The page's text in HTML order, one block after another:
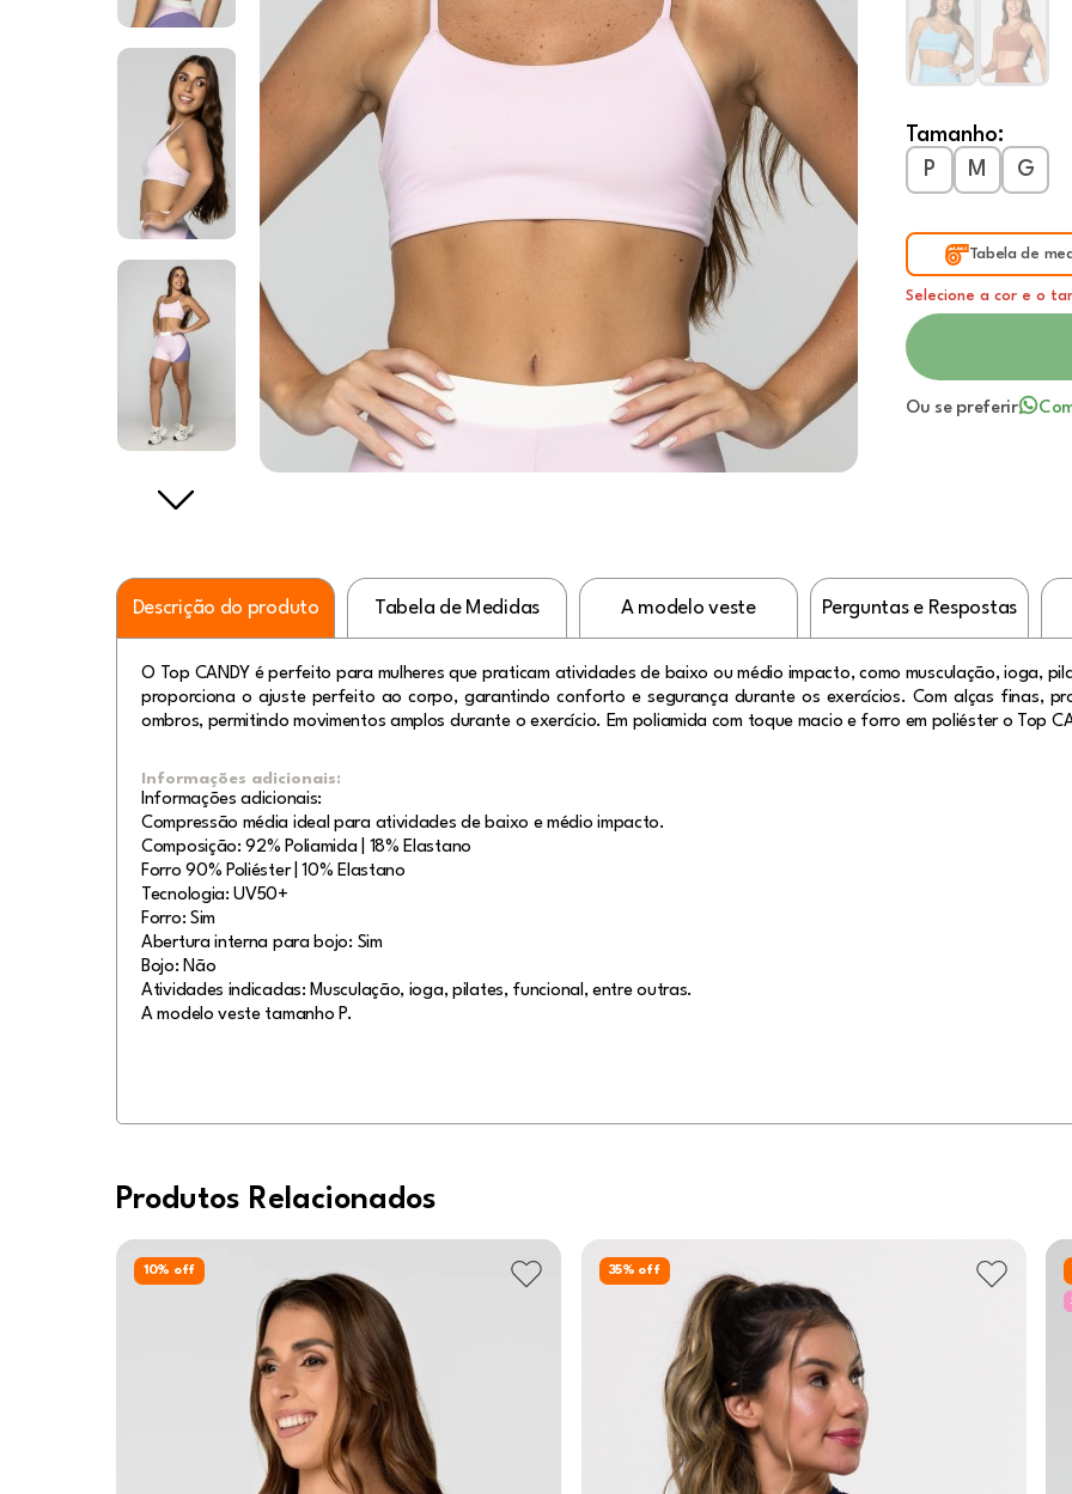
Tamanho:
P
M G
Tabela de
Selecione a cor e o
Ou se preferir
Descrição do produto Tabela de Medidas A modelo veste Perguntas e Respostas
O Top CANDY é perfeito para mulheres que praticam atividades de baixo ou médio impacto, como musculação, ioga,
proporciona o ajuste perfeito ao corpo, garantindo conforto e segurança durante os exercícios. Com alças finas,
ombros, permitindo movimentos amplos durante o exercício. Em poliamida com toque macio e forro em poliéster o Top
Informações adicionais:
Informações adicionais:
Compressão média ideal para atividades de baixo e médio impacto.
Composição: 92% Poliamida | 18% Elastano
Forro 90% Poliéster | 10% Elastano
Tecnologia: UV50+
Forro: Sim
Abertura interna para bojo: Sim
Bojo: Não
Atividades indicadas: Musculação, ioga, pilates, funcional, entre outras.
A modelo veste tamanho P.
Produtos Relacionados
10% off 35% off